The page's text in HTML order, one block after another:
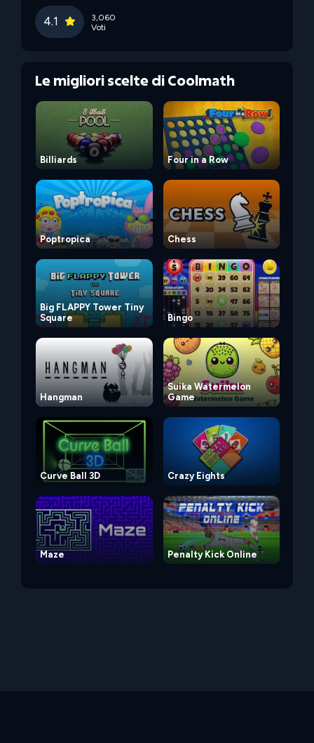
4.1
3,060
Voti
Le migliori scelte di Coolmath
Billiards Four in a Row
Poptropica Chess
Big FLAPPY Tower Tiny
Square
Bingo
Hangman
Suika Watermelon
Game
Curve Ball 3D Crazy Eights
Maze Penalty Kick Online